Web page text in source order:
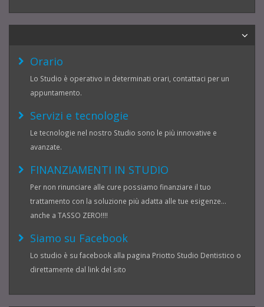
Orario
Lo Studio è operativo in determinati orari, contattaci per un
appuntamento.
Servizi e tecnologie
Le tecnologie nel nostro Studio sono le più innovative e
avanzate.
FINANZIAMENTI IN STUDIO
Per non rinunciare alle cure possiamo finanziare il tuo
trattamento con la soluzione più adatta alle tue esigenze...
anche a TASSO ZERO!!!!
Siamo su Facebook
Lo studio è su facebook alla pagina Priotto Studio Dentistico o
direttamente dal link del sito